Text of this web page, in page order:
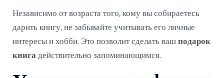
Независимо от возраста того, кому вы собираетесь
дарить книгу, не забывайте учитывать его личные
интересы и хобби. Это позволит сделать ваш подарок
книга действительно запоминающимся.